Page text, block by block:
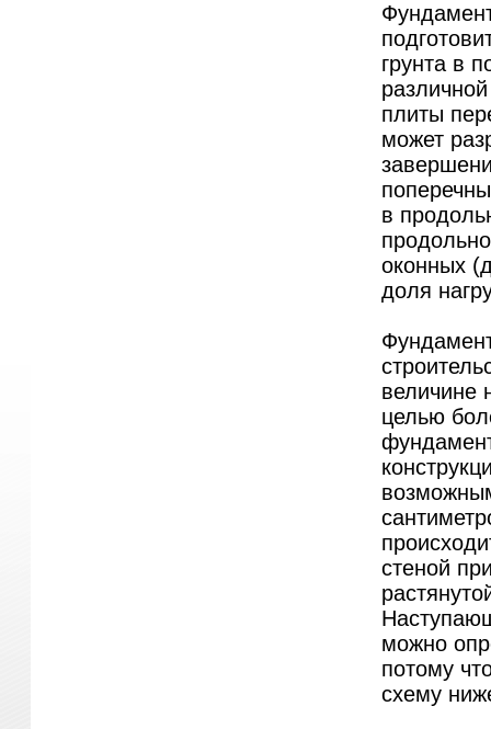
грунта в
плиты
может
в
оконных
доля
величине
целью
стеной
можно
потому
схему